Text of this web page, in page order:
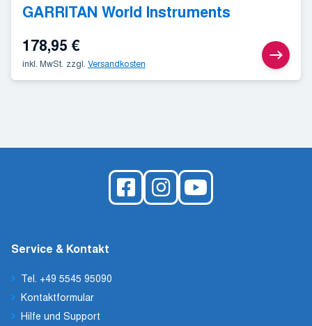
GARRITAN World Instruments
178,95 €
inkl. MwSt. zzgl. Versandkosten
Service & Kontakt
Tel. +49 5545 95090
Kontaktformular
Hilfe und Support